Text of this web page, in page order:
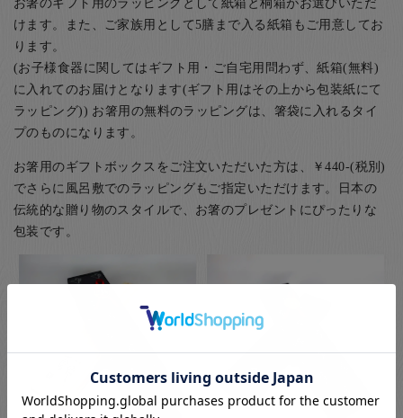
けます。また、ご家族用として5膳まで入る紙箱もご用意してお
ります。
(お子様食器に関してはギフト用・ご自宅用問わず、紙箱(無料)
に入れてのお届けとなります(ギフト用はその上から包装紙にて
ラッピング)) お箸用の無料のラッピングは、箸袋に入れるタイ
プのものになります。
お箸用のギフトボックスをご注文いただいた方は、￥440-(税別)
でさらに風呂敷でのラッピングもご指定いただけます。日本の
伝統的な贈り物のスタイルで、お箸のプレゼントにぴったりな
包装です。